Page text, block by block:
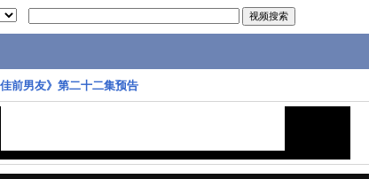
佳前男友》第二十二集预告